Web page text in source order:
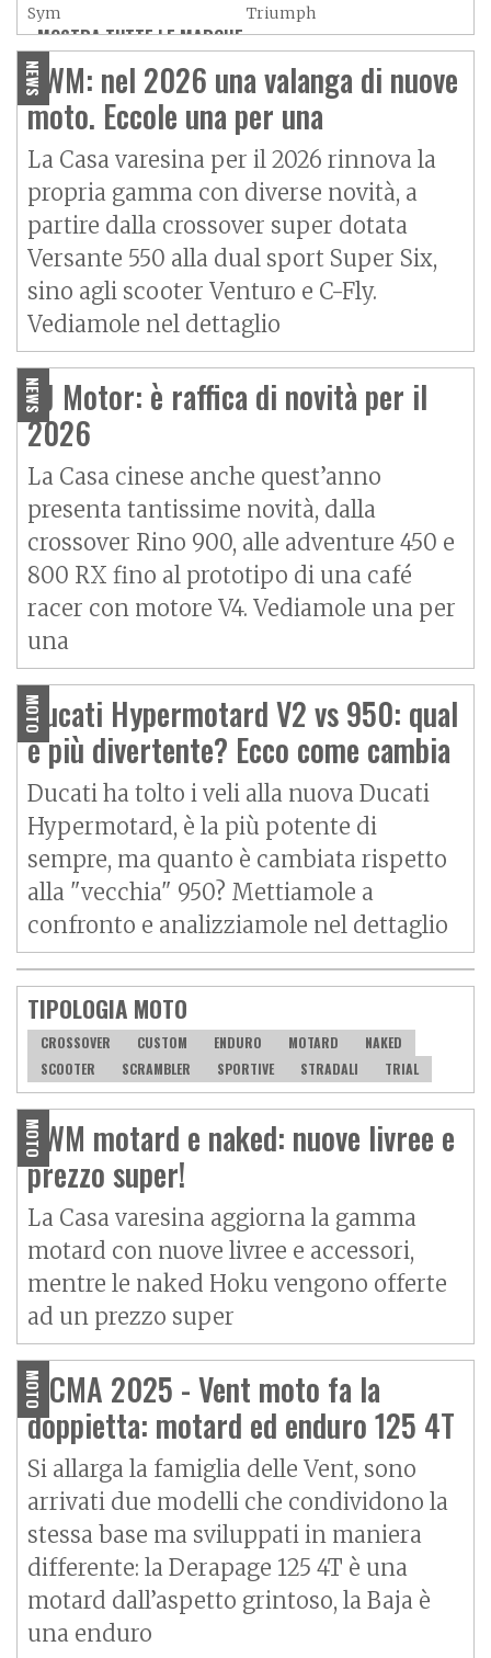
Sym
Triumph
Vespa
Yamaha
Adiva
Aeon
Aspes
Axy
Baotian
MOSTRA TUTTE LE MARCHE »
NEWS
SWM: nel 2026 una valanga di nuove
moto. Eccole una per una
La Casa varesina per il 2026 rinnova la
propria gamma con diverse novità, a
partire dalla crossover super dotata
Versante 550 alla dual sport Super Six,
sino agli scooter Venturo e C-Fly.
Vediamole nel dettaglio
NEWS
QJ Motor: è raffica di novità per il
2026
La Casa cinese anche quest’anno
presenta tantissime novità, dalla
crossover Rino 900, alle adventure 450 e
800 RX fino al prototipo di una café
racer con motore V4. Vediamole una per
una
MOTO
Ducati Hypermotard V2 vs 950: qual
è più divertente? Ecco come cambia
Ducati ha tolto i veli alla nuova Ducati
Hypermotard, è la più potente di
sempre, ma quanto è cambiata rispetto
alla "vecchia" 950? Mettiamole a
confronto e analizziamole nel dettaglio
TIPOLOGIA MOTO
CROSSOVER CUSTOM ENDURO MOTARD
NAKED
SCOOTER
SCRAMBLER SPORTIVE STRADALI TRIAL
MOTO
SWM motard e naked: nuove livree e
prezzo super!
La Casa varesina aggiorna la gamma
motard con nuove livree e accessori,
mentre le naked Hoku vengono offerte
ad un prezzo super
MOTO
EICMA 2025 - Vent moto fa la
doppietta: motard ed enduro 125 4T
Si allarga la famiglia delle Vent, sono
arrivati due modelli che condividono la
stessa base ma sviluppati in maniera
differente: la Derapage 125 4T è una
motard dall’aspetto grintoso, la Baja è
una enduro